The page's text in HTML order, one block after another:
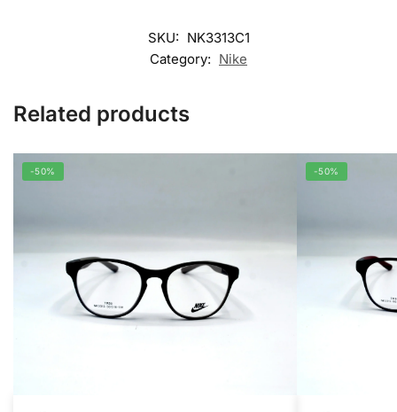
SKU: NK3313C1
Category: Nike
Related products
-50% -50%